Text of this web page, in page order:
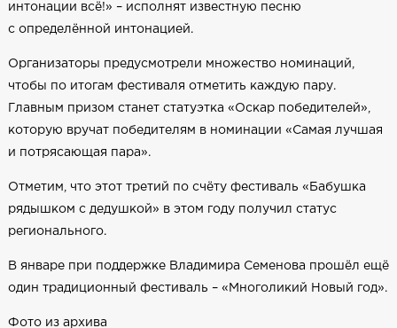
интонации всё!» – исполнят известную песню
с определённой интонацией.
Организаторы предусмотрели множество номинаций,
чтобы по итогам фестиваля отметить каждую пару.
Главным призом станет статуэтка «Оскар победителей»,
которую вручат победителям в номинации «Самая лучшая
и потрясающая пара».
Отметим, что этот третий по счёту фестиваль «Бабушка
рядышком с дедушкой» в этом году получил статус
регионального.
В январе при поддержке Владимира Семенова прошёл ещё
один традиционный фестиваль – «Многоликий Новый год».
Фото из архива